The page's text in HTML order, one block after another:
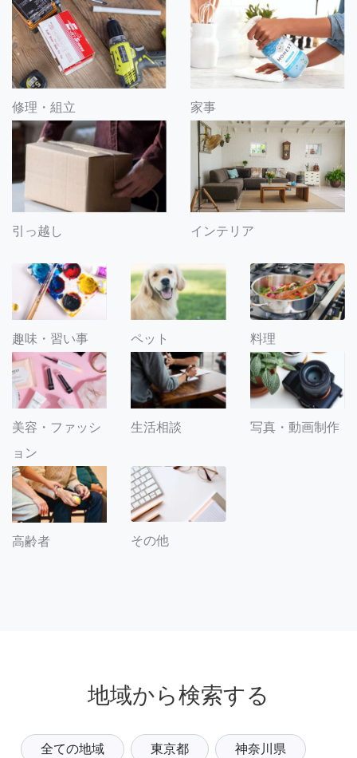
修理・組立 家事
引っ越し インテリア
趣味・習い事 ペット 料理
美容・ファッシ
ョン
生活相談 写真・動画制作
高齢者 その他
地域から検索する
全ての地域 東京都 神奈川県